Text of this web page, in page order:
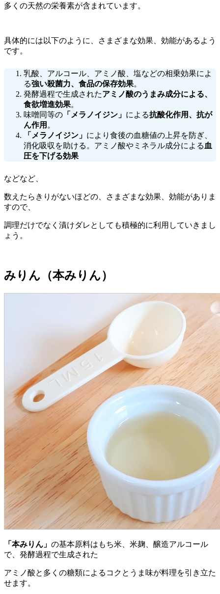
多くの天然の栄養素が含まれています。
具体的には以下のように、さまざまな効果、効能があるよう
です。
乳酸、アルコール、アミノ酸、塩などの相乗効果によ
る強い殺菌力、食品の保存効果。
発酵過程で生成されたアミノ酸のうまみ成分による、
食欲増進効果。
味噌同等の 「メラノイジン」 による抗酸化作用、抗が
ん作用 。
「メラノイジン」 により食後の血糖値の上昇を防ぎ、
消化吸収を助ける。アミノ酸やミネラル成分による 血
圧を下げる効果
などなど、
数えたらきりがないほどの、さまざまな効果、効能がありま
すので、
調理だけでなく漬けダレとしても積極的に利用していきまし
ょう。
みりん（本みりん）
「本みりん」 の基本原料はもち米、米麹、醸造アルコール
で、発酵過程で生成された
アミノ酸と多くの糖類によるコクとうま味が料理を引き立た
せます。